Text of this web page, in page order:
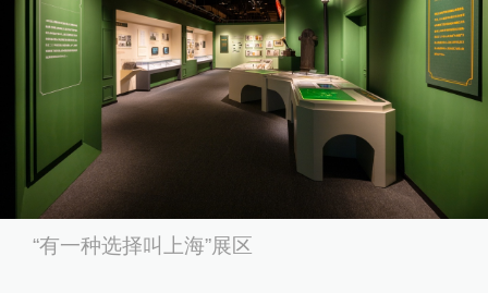
“有一种选择叫上海”展区